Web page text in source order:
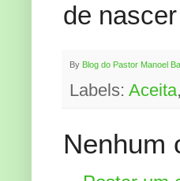
de
By Blog do Pastor Manoel
Labels: Aceita,
Nenhum